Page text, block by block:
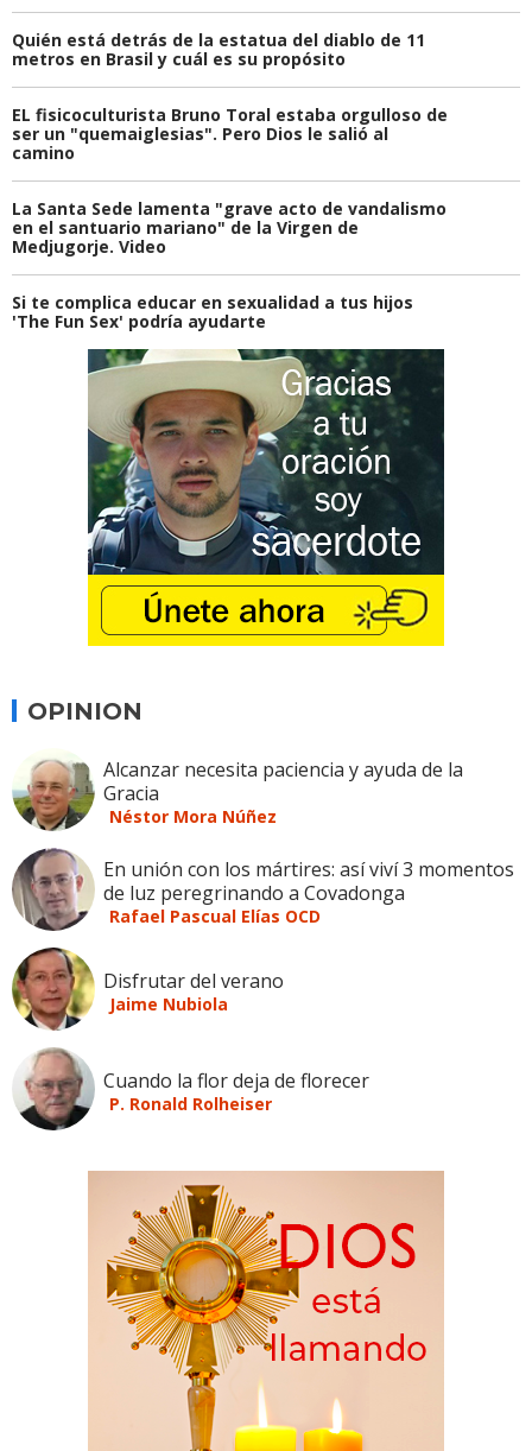
Quién está detrás de la estatua del diablo de 11
metros en Brasil y cuál es su propósito
EL fisicoculturista Bruno Toral estaba orgulloso de
ser un "quemaiglesias". Pero Dios le salió al
camino
La Santa Sede lamenta "grave acto de vandalismo
en el santuario mariano" de la Virgen de
Medjugorje. Video
Si te complica educar en sexualidad a tus hijos
'The Fun Sex' podría ayudarte
OPINION
Alcanzar necesita paciencia y ayuda de la
Gracia
Néstor Mora Núñez
En unión con los mártires: así viví 3 momentos
de luz peregrinando a Covadonga
Rafael Pascual Elías OCD
Disfrutar del verano
Jaime Nubiola
Cuando la flor deja de florecer
P. Ronald Rolheiser